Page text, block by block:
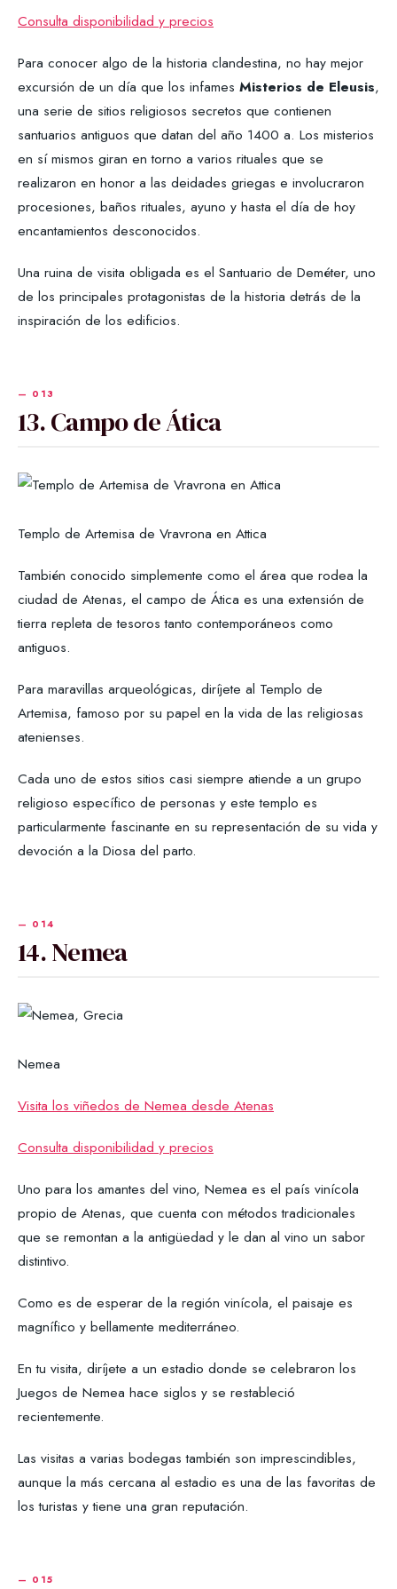
Consulta disponibilidad y precios
Para conocer algo de la historia clandestina, no hay mejor
excursión de un día que los infames Misterios de Eleusis,
una serie de sitios religiosos secretos que contienen
santuarios antiguos que datan del año 1400 a. Los misterios
en sí mismos giran en torno a varios rituales que se
realizaron en honor a las deidades griegas e involucraron
procesiones, baños rituales, ayuno y hasta el día de hoy
encantamientos desconocidos.
Una ruina de visita obligada es el Santuario de Deméter, uno
de los principales protagonistas de la historia detrás de la
inspiración de los edificios.
13. Campo de Ática
Templo de Artemisa de Vravrona en Attica
También conocido simplemente como el área que rodea la
ciudad de Atenas, el campo de Ática es una extensión de
tierra repleta de tesoros tanto contemporáneos como
antiguos.
Para maravillas arqueológicas, diríjete al Templo de
Artemisa, famoso por su papel en la vida de las religiosas
atenienses.
Cada uno de estos sitios casi siempre atiende a un grupo
religioso específico de personas y este templo es
particularmente fascinante en su representación de su vida y
devoción a la Diosa del parto.
14. Nemea
Nemea
Visita los viñedos de Nemea desde Atenas
Consulta disponibilidad y precios
Uno para los amantes del vino, Nemea es el país vinícola
propio de Atenas, que cuenta con métodos tradicionales
que se remontan a la antigüedad y le dan al vino un sabor
distintivo.
Como es de esperar de la región vinícola, el paisaje es
magnífico y bellamente mediterráneo.
En tu visita, diríjete a un estadio donde se celebraron los
Juegos de Nemea hace siglos y se restableció
recientemente.
Las visitas a varias bodegas también son imprescindibles,
aunque la más cercana al estadio es una de las favoritas de
los turistas y tiene una gran reputación.